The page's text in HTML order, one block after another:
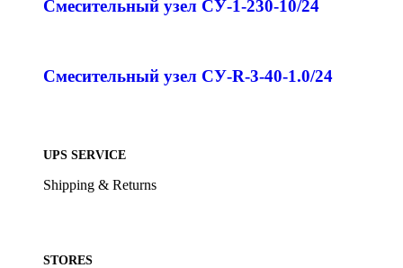
Смесительный узел СУ-1-230-10/24
Смесительный узел СУ-R-3-40-1.0/24
UPS SERVICE
Shipping & Returns
STORES